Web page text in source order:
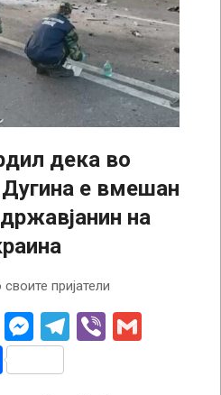
дека во
е вмешан
на
пријатели
WhatsApp
Messenger
Telegram
Viber
Share